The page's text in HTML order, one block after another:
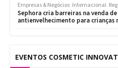
Empresas & Negócios Internacional
Sephora cria barreiras na venda
antienvelhecimento para crianças
EVENTOS COSMETIC